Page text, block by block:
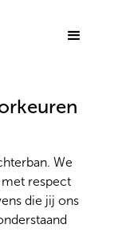
We
respect
die jij ons